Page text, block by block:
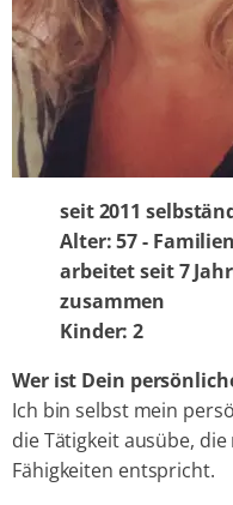
seit 2011
Alter: 57 -
arbeitet seit 7
zusammen
Kinder: 2
Wer ist Dein
Ich bin selbst mein
die Tätigkeit ausübe,
Fähigkeiten entspricht.